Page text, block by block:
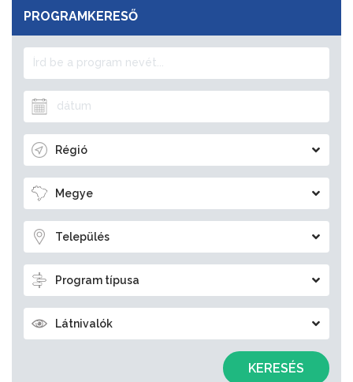
PROGRAMKERESŐ
Régió
Megye
Település
Program típusa
Látnivalók
KERESÉS